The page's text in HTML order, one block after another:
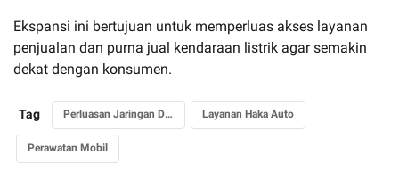
Ekspansi ini bertujuan untuk memperluas akses layanan
penjualan dan purna jual kendaraan listrik agar semakin
dekat dengan konsumen.
Tag Perluasan Jaringan Dealer Layanan Haka Auto
Perawatan Mobil